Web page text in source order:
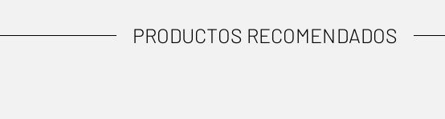
PRODUCTOS RECOMENDADOS